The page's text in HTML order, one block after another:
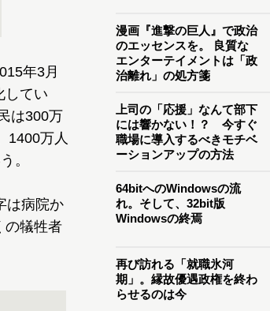
年3月
してい
は300万
1400万人
。
は病院か
の犠牲者
漫画『進撃の巨人』で政治
のエッセンスを。 良質な
エンターテイメントは「政
治離れ」の処方箋
上司の「応援」なんて部下
には響かない！？ 今すぐ
職場に導入するべきモチベ
ーションアップの方法
64bitへのWindowsの流
れ。そして、32bit版
Windowsの終焉
再び訪れる「就職氷河
期」。縁故優遇政権を終わ
らせるのは今